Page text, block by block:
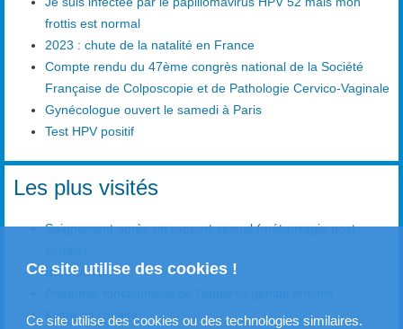
Ce site utilise des cookies !
Ce site utilise des cookies ou des technologies similaires.
frottis est normal
2023 : chute de la natalité en France
Compte rendu du 47ème congrès national de la Société
Française de Colposcopie et de Pathologie Cervico-Vaginale
Gynécologue ouvert le samedi à Paris
Test HPV positif
Les plus visités
Saignement après un rapport sexuel (métrorragie post
Bartholinite
Kyste de l'ovaire